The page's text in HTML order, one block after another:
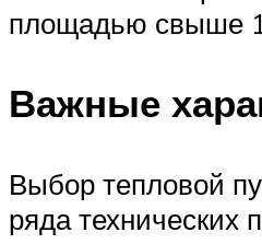
площадью свыше
Важные
Выбор тепловой
ряда технических